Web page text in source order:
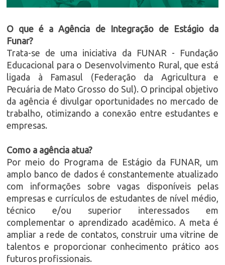
O que é a Agência de Integração de Estágio da
Funar?
Trata-se de uma iniciativa da FUNAR - Fundação
Educacional para o Desenvolvimento Rural, que está
ligada à Famasul (Federação da Agricultura e
Pecuária de Mato Grosso do Sul). O principal objetivo
da agência é divulgar oportunidades no mercado de
trabalho, otimizando a conexão entre estudantes e
empresas.
Como a agência atua?
Por meio do Programa de Estágio da FUNAR, um
amplo banco de dados é constantemente atualizado
com informações sobre vagas disponíveis pelas
empresas e currículos de estudantes de nível médio,
técnico e/ou superior interessados em
complementar o aprendizado acadêmico. A meta é
ampliar a rede de contatos, construir uma vitrine de
talentos e proporcionar conhecimento prático aos
futuros profissionais.